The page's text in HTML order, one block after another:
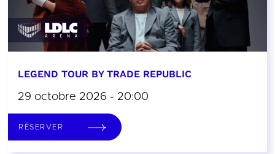
LEGEND TOUR BY TRADE REPUBLIC
29 octobre 2026 - 20:00
RÉSERVER